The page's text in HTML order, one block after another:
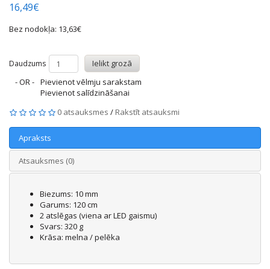
16,49€
Bez nodokļa: 13,63€
Daudzums
Ielikt grozā
- OR - Pievienot vēlmju sarakstam
Pievienot salīdzināšanai
0 atsauksmes / Rakstīt atsauksmi
Apraksts
Atsauksmes (0)
Biezums: 10 mm
Garums: 120 cm
2 atslēgas (viena ar LED gaismu)
Svars: 320 g
Krāsa: melna / pelēka